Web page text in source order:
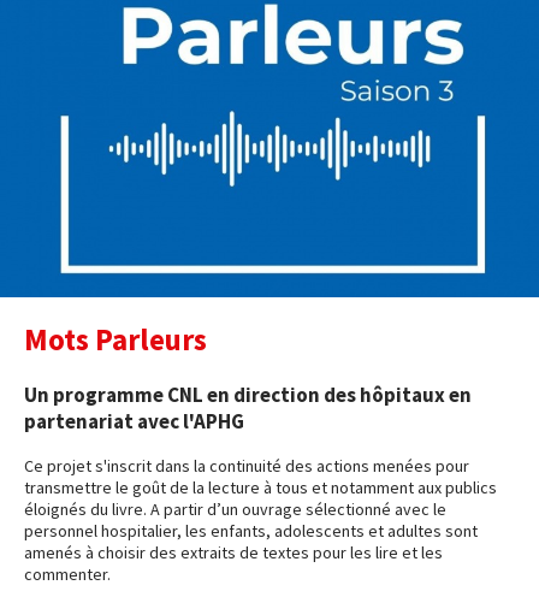
Mots Parleurs
Un programme CNL en direction des hôpitaux en
partenariat avec l'APHG
Ce projet s'inscrit dans la continuité des actions menées pour
transmettre le goût de la lecture à tous et notamment aux publics
éloignés du livre. A partir d’un ouvrage sélectionné avec le
personnel hospitalier, les enfants, adolescents et adultes sont
amenés à choisir des extraits de textes pour les lire et les
commenter.